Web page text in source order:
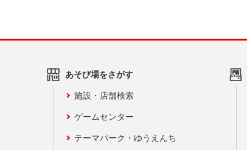
あそび場をさがす
施設・店舗検索
ゲームセンター
テーマパーク・ゆうえんち